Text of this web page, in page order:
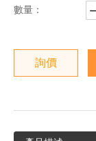
數量：
詢價